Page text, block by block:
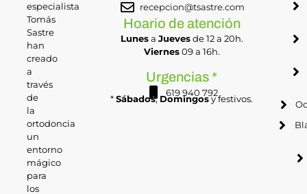
recepcion@tsastre.com
Hoario de atención
Lunesa Juevesde 12 a 20h.
Viernes09 a 16h.
Urgencias *
619 940 792
*Sábados, Domingosy festivos.
especialista
Tomás
Sastre
han
creado
a
través
de
la
ortodoncia
un
entorno
mágico
para
los